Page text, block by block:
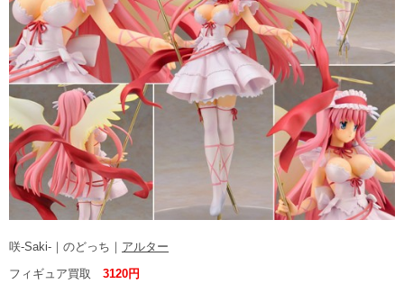
咲-Saki-｜のどっち｜ アルター
フィギュア買取 3120円